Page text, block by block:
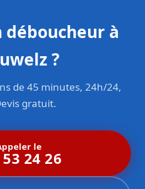
déboucheur à
?
de 45 minutes, 24h/24,
gratuit.
le
24 26